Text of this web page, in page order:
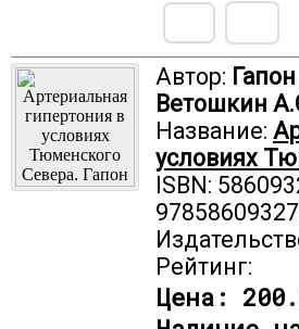
Автор:
Ветошкин
Название:
условиях
ISBN:
Рейтинг:
Цена: